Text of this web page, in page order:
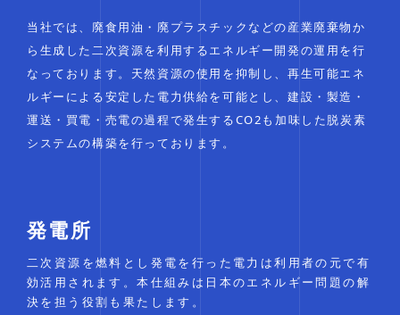
当社では、廃食用油・廃プラスチックなどの産業廃棄物か
ら生成した二次資源を利用するエネルギー開発の運用を行
なっております。天然資源の使用を抑制し、再生可能エネ
ルギーによる安定した電力供給を可能とし、建設・製造・
運送・買電・売電の過程で発生するCO2も加味した脱炭素
システムの構築を行っております。
発電所
二次資源を燃料とし発電を行った電力は利用者の元で有
効活用されます。本仕組みは日本のエネルギー問題の解
決を担う役割も果たします。